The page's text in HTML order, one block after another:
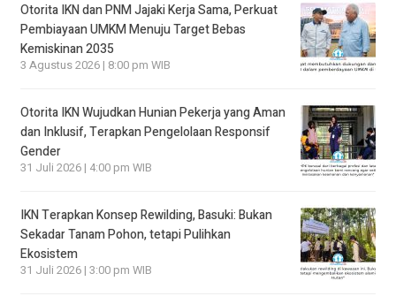
Otorita IKN dan PNM Jajaki Kerja Sama, Perkuat
Pembiayaan UMKM Menuju Target Bebas
Kemiskinan 2035
3 Agustus 2026 | 8:00 pm WIB
Otorita IKN Wujudkan Hunian Pekerja yang Aman
dan Inklusif, Terapkan Pengelolaan Responsif
Gender
31 Juli 2026 | 4:00 pm WIB
IKN Terapkan Konsep Rewilding, Basuki: Bukan
Sekadar Tanam Pohon, tetapi Pulihkan
Ekosistem
31 Juli 2026 | 3:00 pm WIB